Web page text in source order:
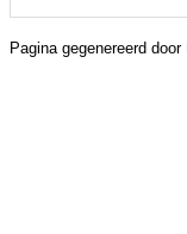
Pagina gegenereerd door